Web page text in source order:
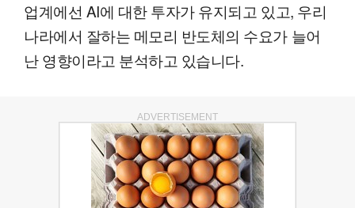
업계에선 AI에 대한 투자가 유지되고 있고, 우리
나라에서 잘하는 메모리 반도체의 수요가 늘어
난 영향이라고 분석하고 있습니다.
ADVERTISEMENT